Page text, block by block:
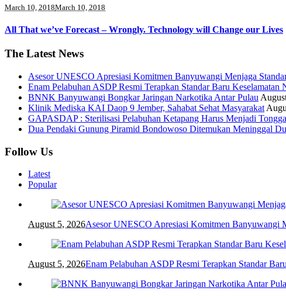
March 10, 2018March 10, 2018
All That we’ve Forecast – Wrongly. Technology will Change our Lives
The Latest News
Asesor UNESCO Apresiasi Komitmen Banyuwangi Menjaga
Enam Pelabuhan ASDP Resmi Terapkan Standar Baru Keselamatan
BNNK Banyuwangi Bongkar Jaringan Narkotika Antar Pulau
Klinik Mediska KAI Daop 9 Jember, Sahabat Sehat Masyarakat
GAPASDAP : Sterilisasi Pelabuhan Ketapang Harus Menjadi
Dua Pendaki Gunung Piramid Bondowoso Ditemukan Meninggal
Follow Us
Latest
Popular
August 5, 2026Asesor UNESCO Apresiasi Komitmen Banyuwangi
August 5, 2026Enam Pelabuhan ASDP Resmi Terapkan Standar